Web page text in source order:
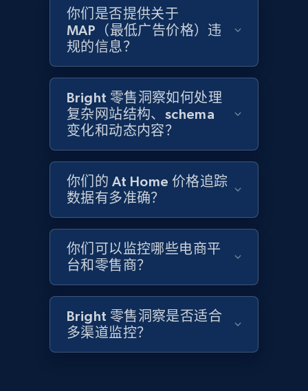
Home Depot US - Discover products by
specified URL
URL, Domain, Country code, Model number,
Sku, Product id, Product name, Manufacturer,
and more.
2.1K+ 355+ 立即开始
Home Depot US - Discover products by
specified UPC
URL, Domain, Country code, Model number,
Sku, Product id, Product name, Manufacturer,
and more.
2.1K+ 355+ 立即开始
你们是否提供关于
MAP（最低广告价格）违
规的信息？
Bright 零售洞察如何处理
复杂网站结构、schema
变化和动态内容？
你们的 At Home 价格追踪
数据有多准确？
你们可以监控哪些电商平
台和零售商？
Bright 零售洞察是否适合
多渠道监控？